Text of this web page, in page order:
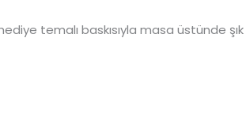
temalı baskısıyla masa üstünde